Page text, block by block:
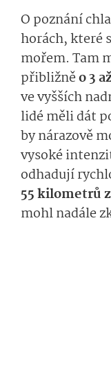
O poznání
horách, které
mořem. Tam
přibližněo 3
ve vyšších
lidé měli dát
by nárazově
vysoké
odhadují
55 kilometrů
mohl nadále